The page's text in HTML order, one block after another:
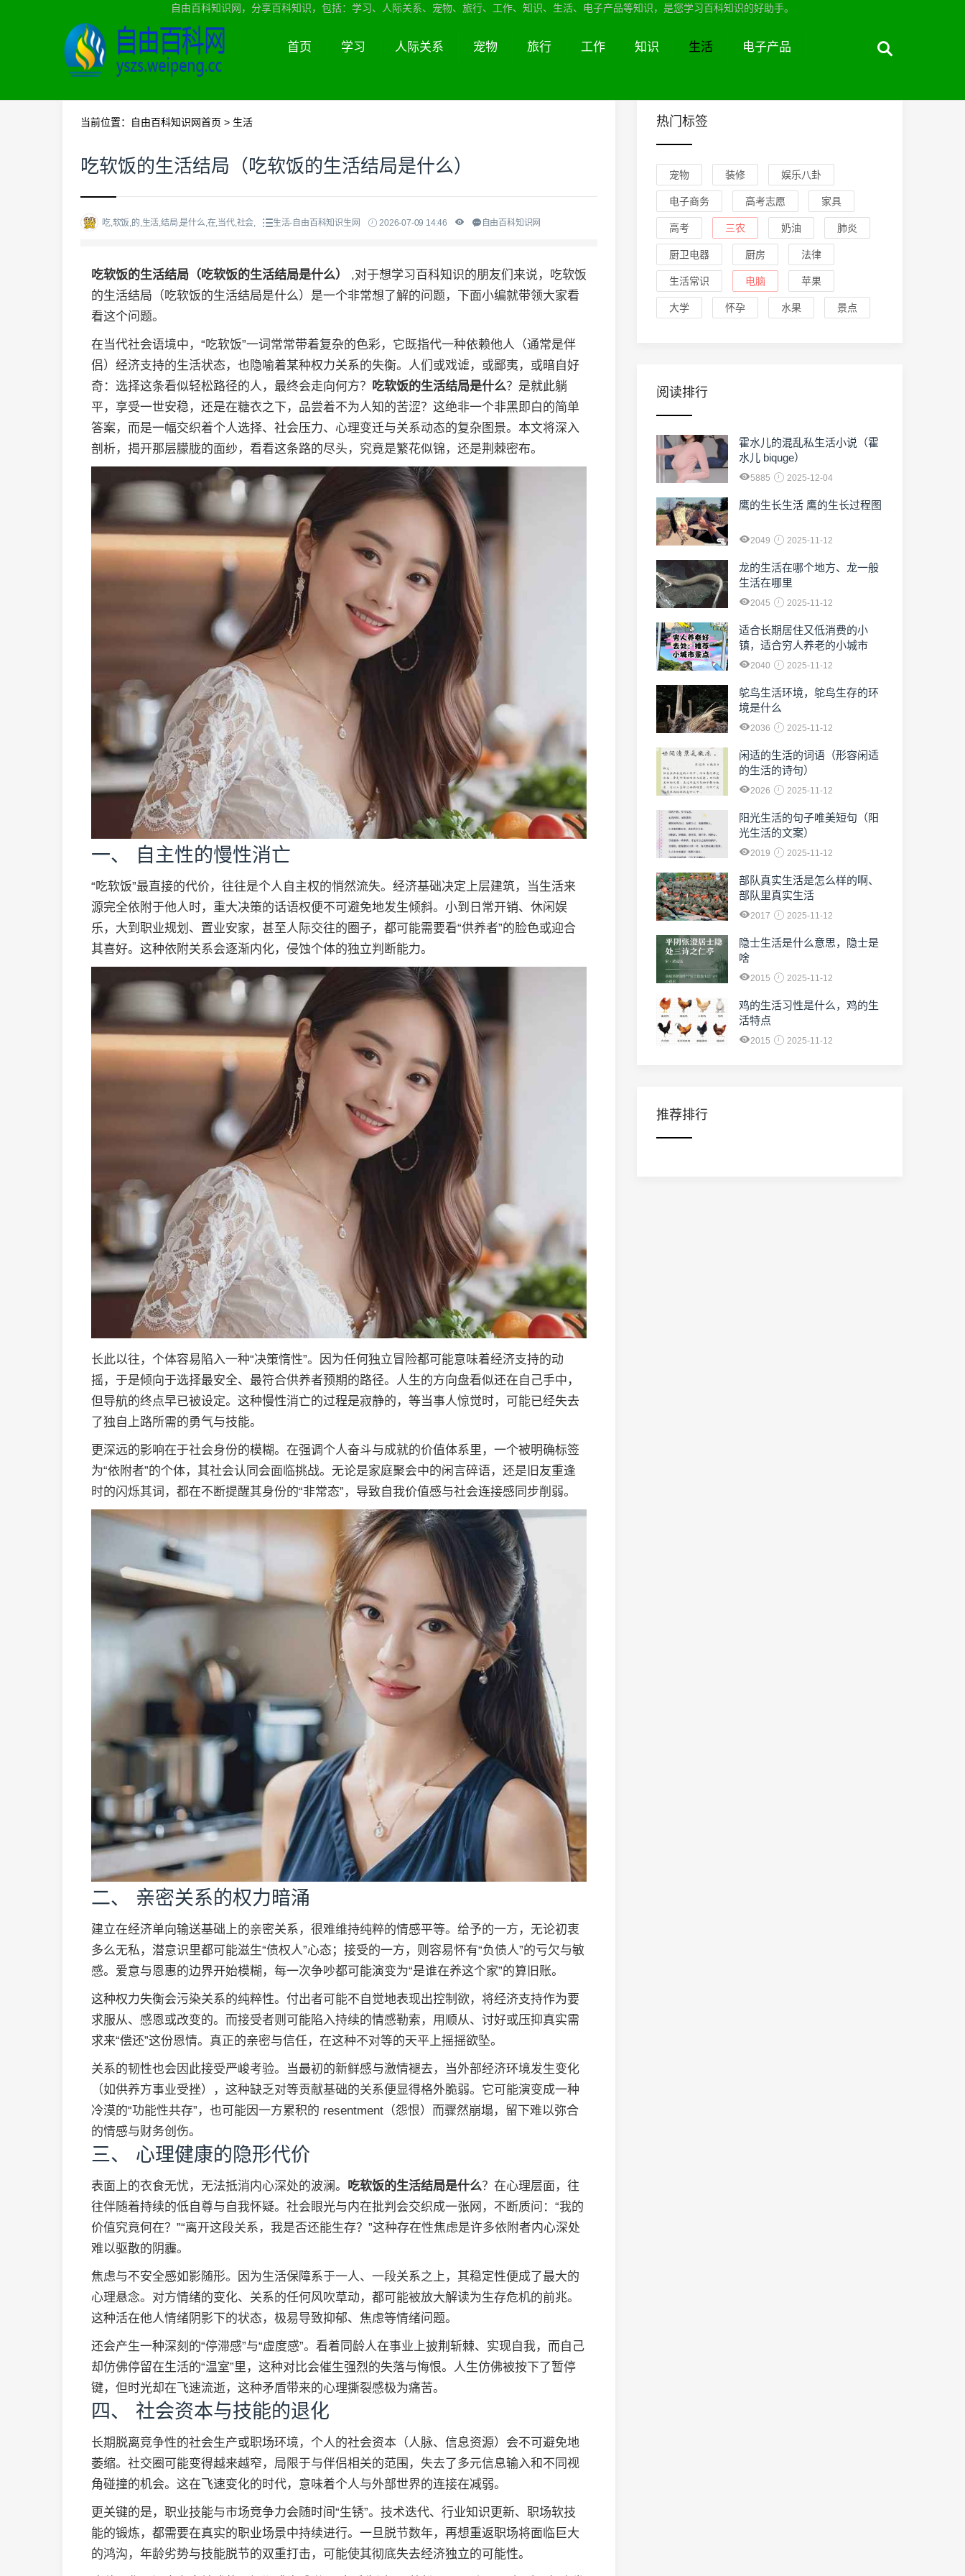
自由百科知识网，分享百科知识，包括：学习、人际关系、宠物、旅行、工作、知识、生活、电子产品等知识，是您学习百科知识的好助手。
首页 学习 人际关系 宠物 旅行 工作 知识 生活 电子产品
当前位置： 自由百科知识网首页 > 生活
吃软饭的生活结局（吃软饭的生活结局是什么）
吃,软饭,的,生活,结局,是什么,在,当代,社会, 生活-自由百科知识生网 2026-07-09 14:46 自由百科知识网
吃软饭的生活结局（吃软饭的生活结局是什么） ,对于想学习百科知识的朋友们来说，吃软饭
的生活结局（吃软饭的生活结局是什么）是一个非常想了解的问题，下面小编就带领大家看
看这个问题。
在当代社会语境中，“吃软饭”一词常常带着复杂的色彩，它既指代一种依赖他人（通常是伴
侣）经济支持的生活状态，也隐喻着某种权力关系的失衡。人们或戏谑，或鄙夷，或暗自好
奇：选择这条看似轻松路径的人，最终会走向何方？ 吃软饭的生活结局是什么？是就此躺
平，享受一世安稳，还是在糖衣之下，品尝着不为人知的苦涩？这绝非一个非黑即白的简单
答案，而是一幅交织着个人选择、社会压力、心理变迁与关系动态的复杂图景。本文将深入
剖析，揭开那层朦胧的面纱，看看这条路的尽头，究竟是繁花似锦，还是荆棘密布。
一、 自主性的慢性消亡
“吃软饭”最直接的代价，往往是个人自主权的悄然流失。经济基础决定上层建筑，当生活来
源完全依附于他人时，重大决策的话语权便不可避免地发生倾斜。小到日常开销、休闲娱
乐，大到职业规划、置业安家，甚至人际交往的圈子，都可能需要看“供养者”的脸色或迎合
其喜好。这种依附关系会逐渐内化，侵蚀个体的独立判断能力。
长此以往，个体容易陷入一种“决策惰性”。因为任何独立冒险都可能意味着经济支持的动
摇，于是倾向于选择最安全、最符合供养者预期的路径。人生的方向盘看似还在自己手中，
但导航的终点早已被设定。这种慢性消亡的过程是寂静的，等当事人惊觉时，可能已经失去
了独自上路所需的勇气与技能。
更深远的影响在于社会身份的模糊。在强调个人奋斗与成就的价值体系里，一个被明确标签
为“依附者”的个体，其社会认同会面临挑战。无论是家庭聚会中的闲言碎语，还是旧友重逢
时的闪烁其词，都在不断提醒其身份的“非常态”，导致自我价值感与社会连接感同步削弱。
二、 亲密关系的权力暗涌
建立在经济单向输送基础上的亲密关系，很难维持纯粹的情感平等。给予的一方，无论初衷
多么无私，潜意识里都可能滋生“债权人”心态；接受的一方，则容易怀有“负债人”的亏欠与敏
感。爱意与恩惠的边界开始模糊，每一次争吵都可能演变为“是谁在养这个家”的算旧账。
这种权力失衡会污染关系的纯粹性。付出者可能不自觉地表现出控制欲，将经济支持作为要
求服从、感恩或改变的。而接受者则可能陷入持续的情感勒索，用顺从、讨好或压抑真实需
求来“偿还”这份恩情。真正的亲密与信任，在这种不对等的天平上摇摇欲坠。
关系的韧性也会因此接受严峻考验。当最初的新鲜感与激情褪去，当外部经济环境发生变化
（如供养方事业受挫），这种缺乏对等贡献基础的关系便显得格外脆弱。它可能演变成一种
冷漠的“功能性共存”，也可能因一方累积的 resentment（怨恨）而骤然崩塌，留下难以弥合
的情感与财务创伤。
三、 心理健康的隐形代价
表面上的衣食无忧，无法抵消内心深处的波澜。 吃软饭的生活结局是什么？在心理层面，往
往伴随着持续的低自尊与自我怀疑。社会眼光与内在批判会交织成一张网，不断质问：“我的
价值究竟何在？”“离开这段关系，我是否还能生存？”这种存在性焦虑是许多依附者内心深处
难以驱散的阴霾。
焦虑与不安全感如影随形。因为生活保障系于一人、一段关系之上，其稳定性便成了最大的
心理悬念。对方情绪的变化、关系的任何风吹草动，都可能被放大解读为生存危机的前兆。
这种活在他人情绪阴影下的状态，极易导致抑郁、焦虑等情绪问题。
还会产生一种深刻的“停滞感”与“虚度感”。看着同龄人在事业上披荆斩棘、实现自我，而自己
却仿佛停留在生活的“温室”里，这种对比会催生强烈的失落与悔恨。人生仿佛被按下了暂停
键，但时光却在飞速流逝，这种矛盾带来的心理撕裂感极为痛苦。
四、 社会资本与技能的退化
长期脱离竞争性的社会生产或职场环境，个人的社会资本（人脉、信息资源）会不可避免地
萎缩。社交圈可能变得越来越窄，局限于与伴侣相关的范围，失去了多元信息输入和不同视
角碰撞的机会。这在飞速变化的时代，意味着个人与外部世界的连接在减弱。
更关键的是，职业技能与市场竞争力会随时间“生锈”。技术迭代、行业知识更新、职场软技
能的锻炼，都需要在真实的职业场景中持续进行。一旦脱节数年，再想重返职场将面临巨大
的鸿沟，年龄劣势与技能脱节的双重打击，可能使其彻底失去经济独立的可能性。
热门标签
宠物 装修 娱乐八卦
电子商务 高考志愿 家具
高考 三农 奶油 肺炎
厨卫电器 厨房 法律
生活常识 电脑 苹果
大学 怀孕 水果 景点
阅读排行
霍水儿的混乱私生活小说（霍
水儿 biquge）
5885 2025-12-04
鹰的生长生活 鹰的生长过程图
2049 2025-11-12
龙的生活在哪个地方、龙一般
生活在哪里
2045 2025-11-12
适合长期居住又低消费的小
镇，适合穷人养老的小城市
2040 2025-11-12
鸵鸟生活环境，鸵鸟生存的环
境是什么
2036 2025-11-12
闲适的生活的词语（形容闲适
的生活的诗句）
2026 2025-11-12
阳光生活的句子唯美短句（阳
光生活的文案）
2019 2025-11-12
部队真实生活是怎么样的啊、
部队里真实生活
2017 2025-11-12
隐士生活是什么意思，隐士是
啥
2015 2025-11-12
鸡的生活习性是什么，鸡的生
活特点
2015 2025-11-12
推荐排行